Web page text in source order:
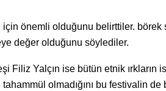
önemli olduğunu belirttiler. börek
değer olduğunu söylediler.
Filiz Yalçın ise bütün etnik ırkların
olmadığını bu festivalin